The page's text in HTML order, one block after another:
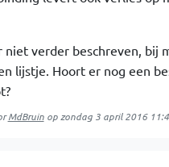
niet verder beschreven, bij
lijstje. Hoort er nog een
MdBruinop zondag 3 april 2016